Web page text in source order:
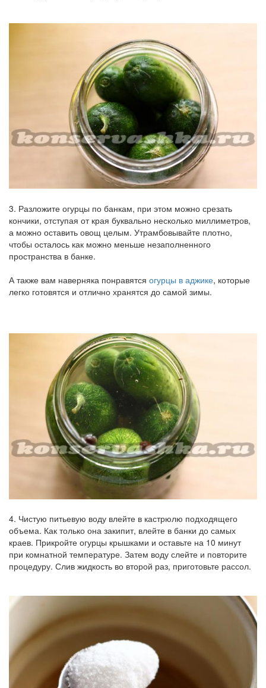
3. Разложите огурцы по банкам, при этом можно срезать
кончики, отступая от края буквально несколько миллиметров,
а можно оставить овощ целым. Утрамбовывайте плотно,
чтобы осталось как можно меньше незаполненного
пространства в банке.
А также вам наверняка понравятся огурцы в аджике, которые
легко готовятся и отлично хранятся до самой зимы.
4. Чистую питьевую воду влейте в кастрюлю подходящего
объема. Как только она закипит, влейте в банки до самых
краев. Прикройте огурцы крышками и оставьте на 10 минут
при комнатной температуре. Затем воду слейте и повторите
процедуру. Слив жидкость во второй раз, приготовьте рассол.